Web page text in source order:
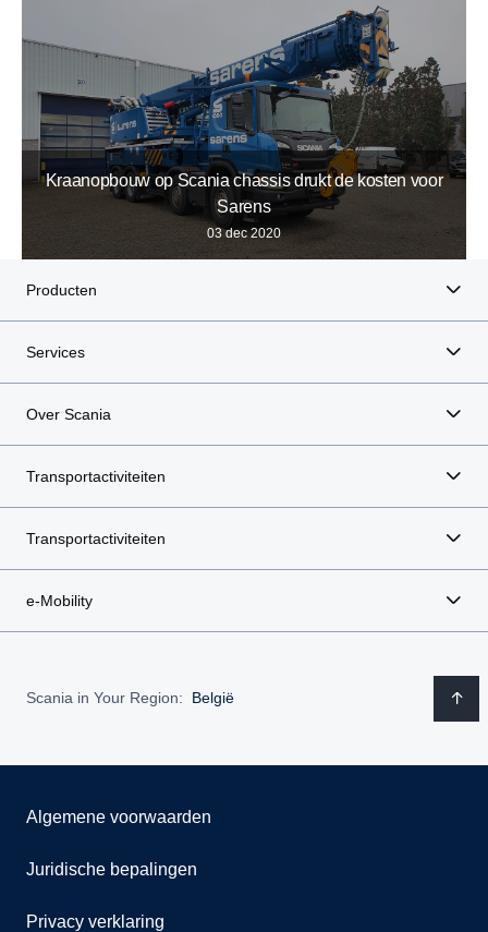
Kraanopbouw op Scania chassis drukt de kosten voor
Sarens
03 dec 2020
Producten
Services
Over Scania
Transportactiviteiten
Transportactiviteiten
e-Mobility
Scania in Your Region: België
Algemene voorwaarden
Juridische bepalingen
Privacy verklaring